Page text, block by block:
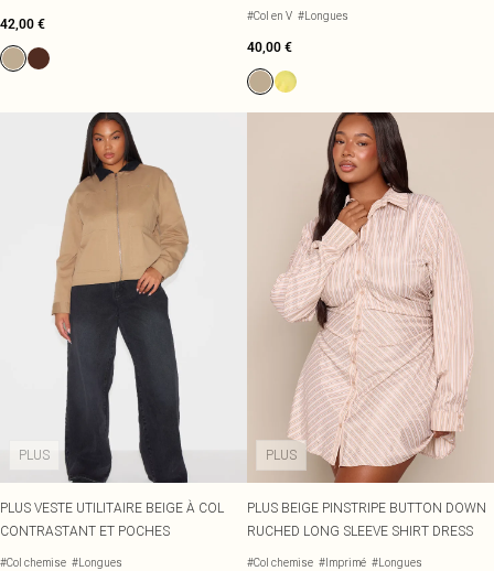
42,00 €
#Col en V #Longues
40,00 €
PLUS
PLUS VESTE UTILITAIRE BEIGE À COL
CONTRASTANT ET POCHES
#Col chemise #Longues
PLUS
PLUS BEIGE PINSTRIPE BUTTON DOWN
RUCHED LONG SLEEVE SHIRT DRESS
#Col chemise #Imprimé #Longues